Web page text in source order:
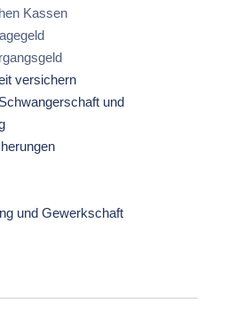
Kassen
versichern
und
und Gewerkschaft